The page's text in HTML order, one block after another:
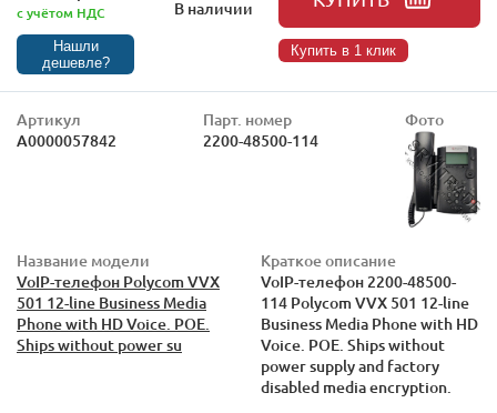
с учётом НДС
Нашли
дешевле?
В наличии
Купить в 1 клик
Артикул
А0000057842
Парт. номер
2200-48500-114
Фото
Название модели
VoIP-телефон Polycom VVX
501 12-line Business Media
Phone with HD Voice. POE.
Ships without power su
Краткое описание
VoIP-телефон 2200-48500-
114 Polycom VVX 501 12-line
Business Media Phone with HD
Voice. POE. Ships without
power supply and factory
disabled media encryption.